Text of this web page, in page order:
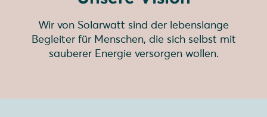
Wir von Solarwatt sind der lebenslange
Begleiter für Menschen, die sich selbst mit
sauberer Energie versorgen wollen.